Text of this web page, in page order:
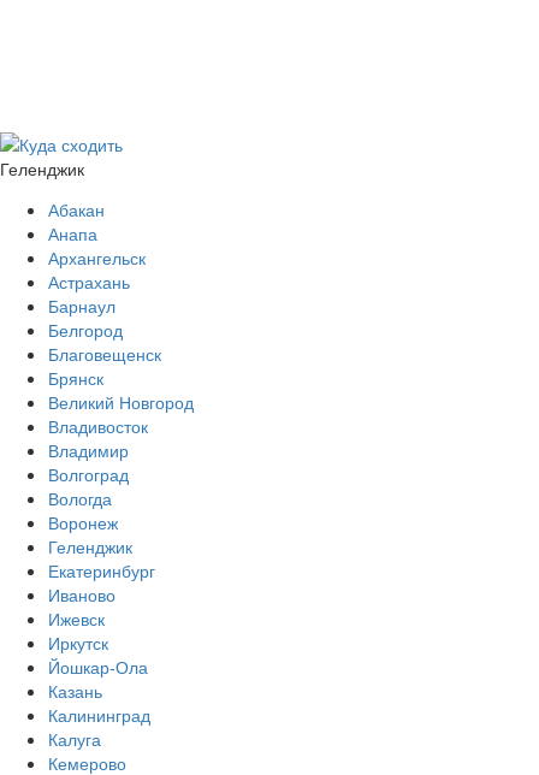
Геленджик
Абакан
Анапа
Архангельск
Астрахань
Барнаул
Белгород
Благовещенск
Брянск
Великий Новгород
Владивосток
Владимир
Волгоград
Вологда
Воронеж
Геленджик
Екатеринбург
Иваново
Ижевск
Иркутск
Йошкар-Ола
Казань
Калининград
Калуга
Кемерово